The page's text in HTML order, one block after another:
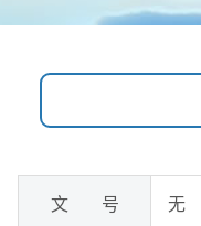
文 号 无